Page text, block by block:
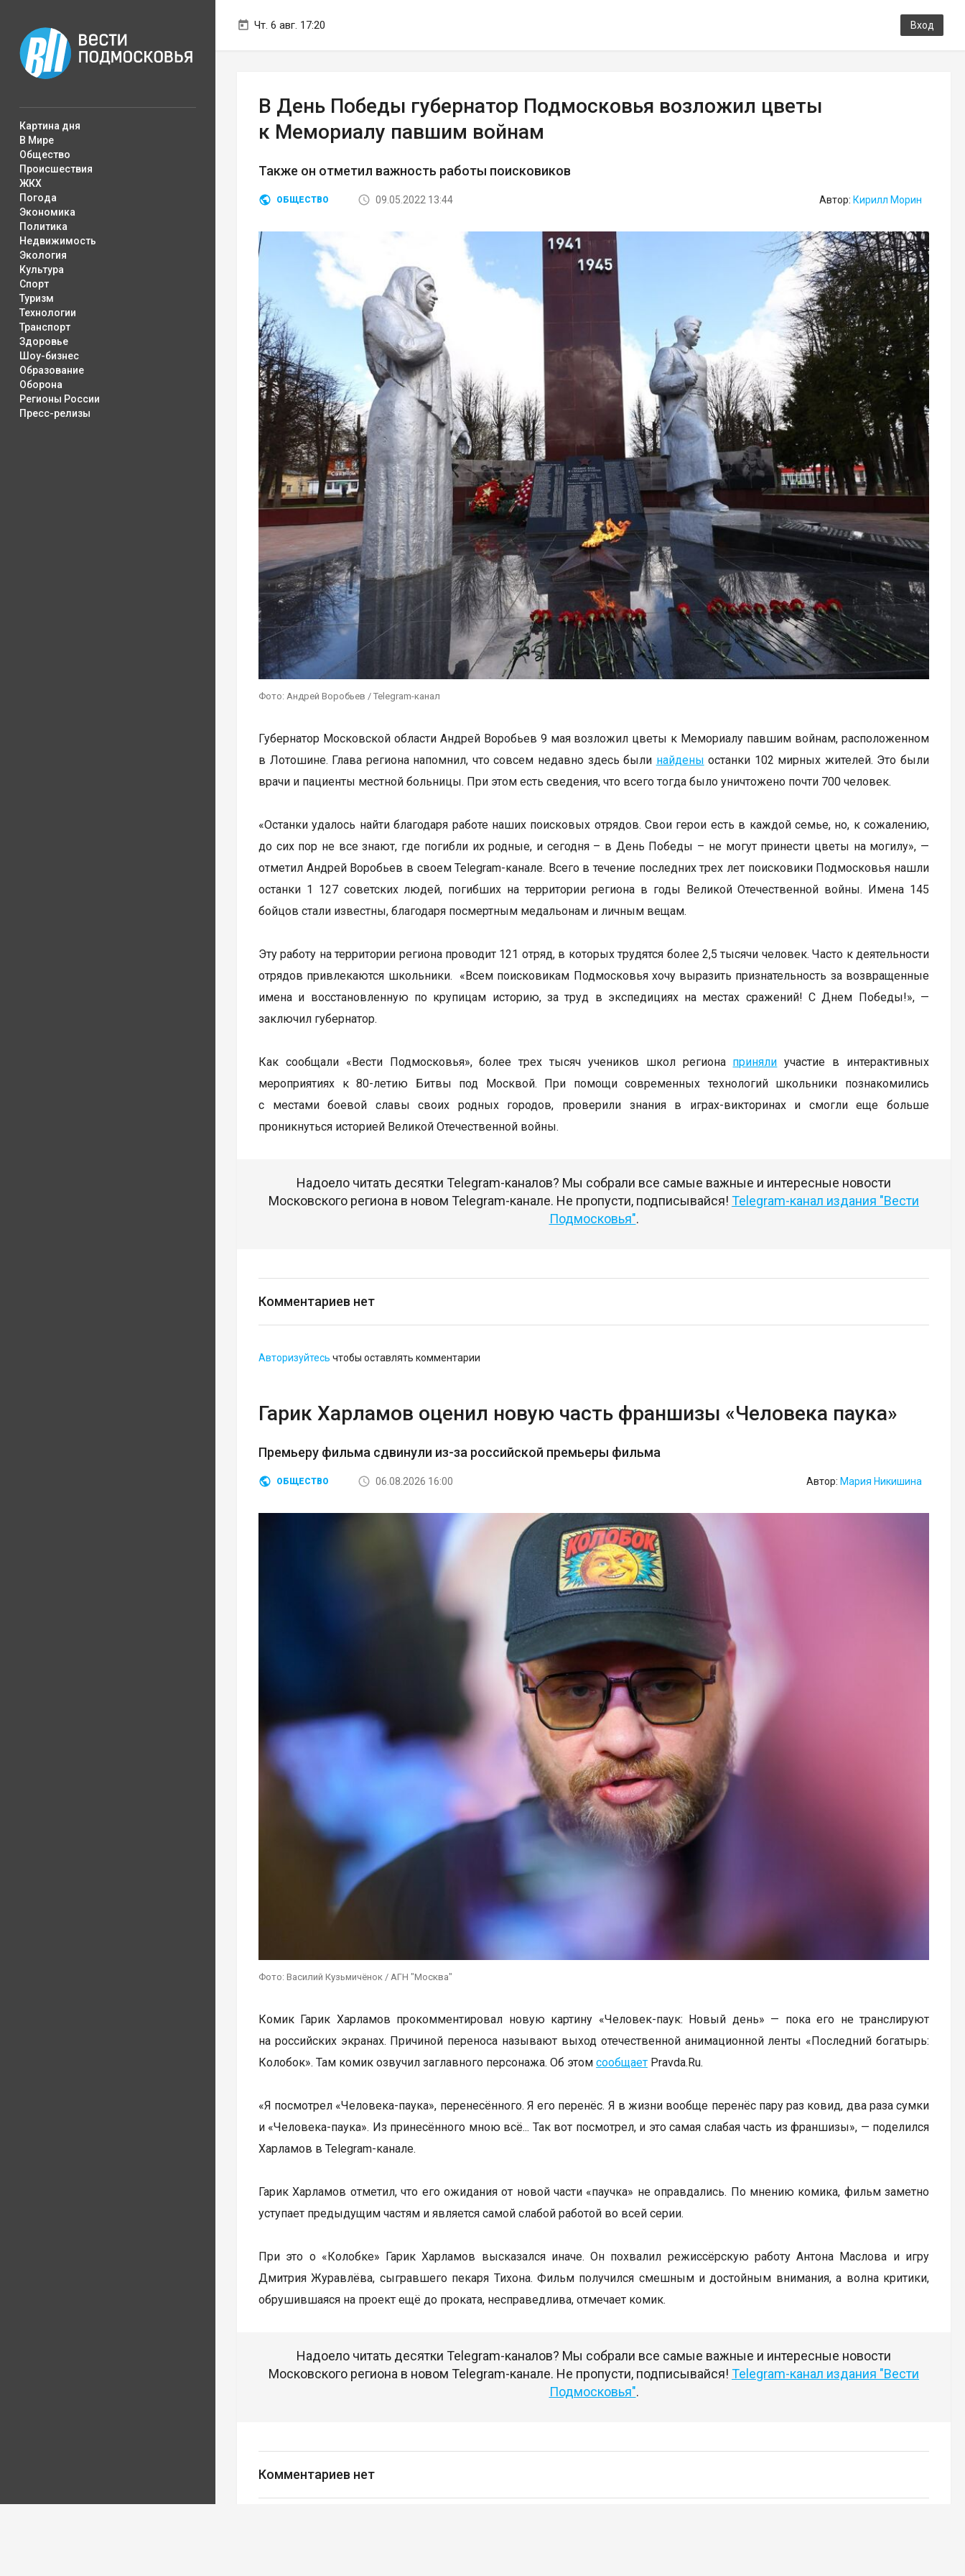
Чт. 6 авг. 17:20 Вход
Картина дня
В Мире
Общество
Происшествия
ЖКХ
Погода
Экономика
Политика
Недвижимость
Экология
Культура
Спорт
Туризм
Технологии
Транспорт
Здоровье
Шоу-бизнес
Образование
Оборона
Регионы России
Пресс-релизы
В День Победы губернатор Подмосковья возложил цветы
к Мемориалу павшим войнам
Также он отметил важность работы поисковиков
ОБЩЕСТВО 09.05.2022 13:44 Автор: Кирилл Морин
Фото: Андрей Воробьев / Telegram-канал
Губернатор Московской области Андрей Воробьев 9 мая возложил цветы к Мемориалу павшим войнам, расположенном
в Лотошине. Глава региона напомнил, что совсем недавно здесь были найдены останки 102 мирных жителей. Это были
врачи и пациенты местной больницы. При этом есть сведения, что всего тогда было уничтожено почти 700 человек.
«Останки удалось найти благодаря работе наших поисковых отрядов. Свои герои есть в каждой семье, но, к сожалению,
до сих пор не все знают, где погибли их родные, и сегодня – в День Победы – не могут принести цветы на могилу», —
отметил Андрей Воробьев в своем Telegram-канале. Всего в течение последних трех лет поисковики Подмосковья нашли
останки 1 127 советских людей, погибших на территории региона в годы Великой Отечественной войны. Имена 145
бойцов стали известны, благодаря посмертным медальонам и личным вещам.
Эту работу на территории региона проводит 121 отряд, в которых трудятся более 2,5 тысячи человек. Часто к деятельности
отрядов привлекаются школьники. «Всем поисковикам Подмосковья хочу выразить признательность за возвращенные
имена и восстановленную по крупицам историю, за труд в экспедициях на местах сражений! С Днем Победы!», —
заключил губернатор.
Как сообщали «Вести Подмосковья», более трех тысяч учеников школ региона приняли участие в интерактивных
мероприятиях к 80-летию Битвы под Москвой. При помощи современных технологий школьники познакомились
с местами боевой славы своих родных городов, проверили знания в играх-викторинах и смогли еще больше
проникнуться историей Великой Отечественной войны.
Надоело читать десятки Telegram-каналов? Мы собрали все самые важные и интересные новости
Московского региона в новом Telegram-канале. Не пропусти, подписывайся! Telegram-канал издания "Вести
Подмосковья".
Комментариев нет
Авторизуйтесь чтобы оставлять комментарии
Гарик Харламов оценил новую часть франшизы «Человека паука»
Премьеру фильма сдвинули из-за российской премьеры фильма
ОБЩЕСТВО 06.08.2026 16:00 Автор: Мария Никишина
Фото: Василий Кузьмичёнок / АГН "Москва"
Комик Гарик Харламов прокомментировал новую картину «Человек-паук: Новый день» — пока его не транслируют
на российских экранах. Причиной переноса называют выход отечественной анимационной ленты «Последний богатырь:
Колобок». Там комик озвучил заглавного персонажа. Об этом сообщает Pravda.Ru.
«Я посмотрел «Человека-паука», перенесённого. Я его перенёс. Я в жизни вообще перенёс пару раз ковид, два раза сумки
и «Человека-паука». Из принесённого мною всё... Так вот посмотрел, и это самая слабая часть из франшизы», — поделился
Харламов в Telegram-канале.
Гарик Харламов отметил, что его ожидания от новой части «паучка» не оправдались. По мнению комика, фильм заметно
уступает предыдущим частям и является самой слабой работой во всей серии.
При это о «Колобке» Гарик Харламов высказался иначе. Он похвалил режиссёрскую работу Антона Маслова и игру
Дмитрия Журавлёва, сыгравшего пекаря Тихона. Фильм получился смешным и достойным внимания, а волна критики,
обрушившаяся на проект ещё до проката, несправедлива, отмечает комик.
Надоело читать десятки Telegram-каналов? Мы собрали все самые важные и интересные новости
Московского региона в новом Telegram-канале. Не пропусти, подписывайся! Telegram-канал издания "Вести
Подмосковья".
Комментариев нет